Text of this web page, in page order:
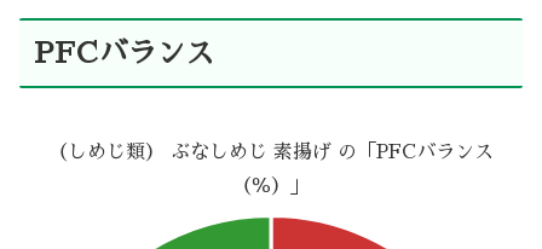
PFCバランス
（しめじ類） ぶなしめじ 素揚げ の「PFCバランス
（％）」